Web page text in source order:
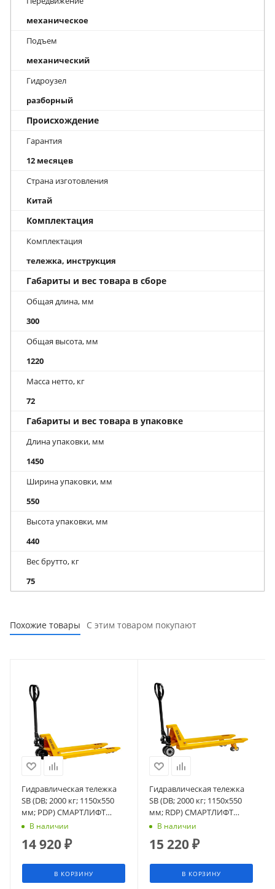
механическое
Подъем
механический
Гидроузел
разборный
Происхождение
Гарантия
12 месяцев
Страна изготовления
Китай
Комплектация
Комплектация
тележка, инструкция
Габариты и вес товара в сборе
Общая длина, мм
300
Общая высота, мм
1220
Масса нетто, кг
72
Габариты и вес товара в упаковке
Длина упаковки, мм
1450
Ширина упаковки, мм
550
Высота упаковки, мм
440
Вес брутто, кг
75
Похожие товары С этим товаром покупают
Гидравлическая тележка
SB (DB; 2000 кг; 1150х550
мм; PDP) СМАРТЛИФТ
(SMARTLIFT)
В наличии
14 920₽
В КОРЗИНУ
Гидравлическая тележка
SB (DB; 2000 кг; 1150х550
мм; RDP) СМАРТЛИФТ
(SMARTLIFT)
В наличии
15 220₽
В КОРЗИНУ